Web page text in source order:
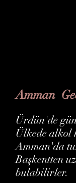
Amman
Ürdün'de
Ülkede alkol
Amman'da
Başkentten
bulabilirler.